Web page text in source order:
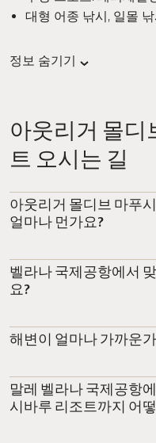
대형 어종 낚시, 일몰 낚
정보 숨기기
아웃리거 몰디
트 오시는 길
아웃리거 몰디브 마푸
얼마나 먼가요?
벨라나 국제공항에서
요?
해변이 얼마나 가까운
말레 벨라나 국제공항
시바루 리조트까지 어